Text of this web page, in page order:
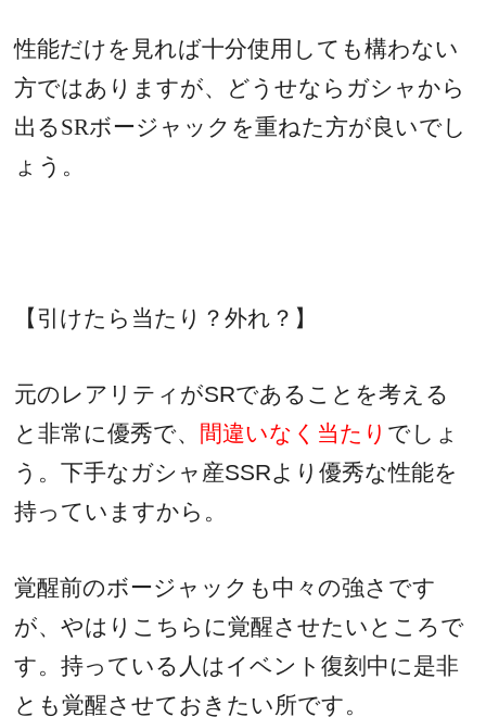
性能だけを見れば十分使用しても構わない
方ではありますが、どうせならガシャから
出るSRボージャックを重ねた方が良いでし
ょう。
【引けたら当たり？外れ？】
元のレアリティがSRであることを考える
と非常に優秀で、 間違いなく当たり でしょ
う。下手なガシャ産SSRより優秀な性能を
持っていますから。
覚醒前のボージャックも中々の強さです
が、やはりこちらに覚醒させたいところで
す。持っている人はイベント復刻中に是非
とも覚醒させておきたい所です。